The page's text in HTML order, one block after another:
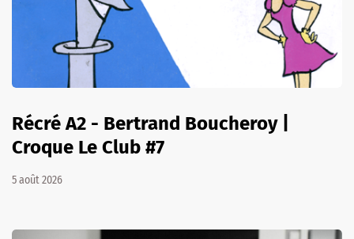
Récré A2 - Bertrand Boucheroy |
Croque Le Club #7
5 août 2026